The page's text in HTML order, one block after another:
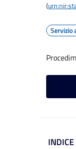
(
Servizio